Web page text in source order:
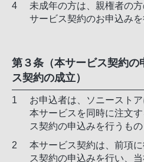
未成年の方は、親権者の
サービス契約のお申込みを
第３条（本サービス契約の
ス契約の成立）
お申込者は、ソニースト
本サービスを同時に注文
ス契約の申込みを行うもの
本サービス契約は、前項
ス契約の申込みを行い、